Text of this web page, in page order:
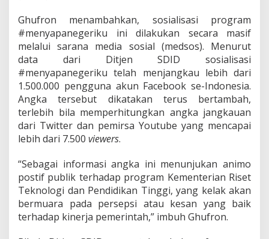
Ghufron menambahkan, sosialisasi program
#menyapanegeriku ini dilakukan secara masif
melalui sarana media sosial (medsos). Menurut
data dari Ditjen SDID sosialisasi
#menyapanegeriku telah menjangkau lebih dari
1.500.000 pengguna akun Facebook se-Indonesia.
Angka tersebut dikatakan terus bertambah,
terlebih bila memperhitungkan angka jangkauan
dari Twitter dan pemirsa Youtube yang mencapai
lebih dari 7.500 viewers.
“Sebagai informasi angka ini menunjukan animo
postif publik terhadap program Kementerian Riset
Teknologi dan Pendidikan Tinggi, yang kelak akan
bermuara pada persepsi atau kesan yang baik
terhadap kinerja pemerintah,” imbuh Ghufron.